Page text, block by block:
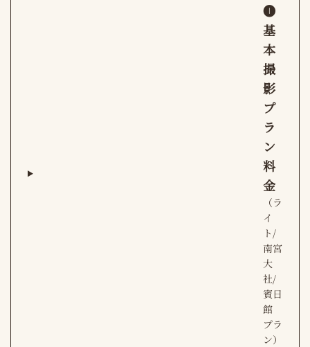
❶
基
本
撮
影
プ
ラ
ン
料
金
（ラ
イ
ト/
南宮
大
社/
賓日
館
プラ
ン）